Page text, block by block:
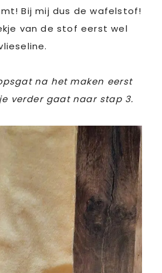
Bij mij dus de wafelstof!
van de stof eerst wel
na het maken eerst
verder gaat naar stap 3.